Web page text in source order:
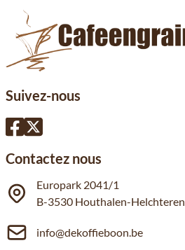
Suivez-nous
Contactez nous
Europark 2041/1
B-3530 Houthalen-Helchteren
info@dekoffieboon.be